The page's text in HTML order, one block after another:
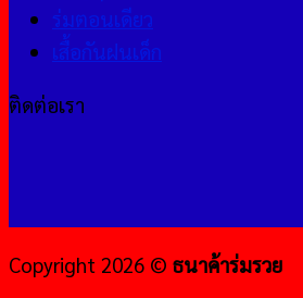
ร่มตอนเดียว
เสื้อกันฝนเด็ก
ติดต่อเรา
Copyright 2026 © ธนาค้าร่มรวย